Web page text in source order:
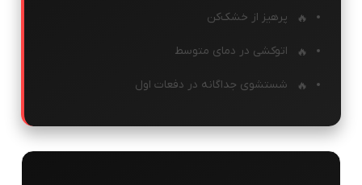
پرهیز از خشک‌کن
اتوکشی در دمای متوسط
شستشوی جداگانه در دفعات اول